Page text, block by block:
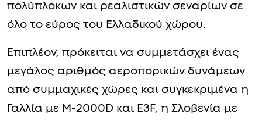
πολύπλοκων και ρεαλιστικών σεναρίων σε
όλο το εύρος του Ελλαδικού χώρου.
Επιπλέον, πρόκειται να συμμετάσχει ένας
μεγάλος αριθμός αεροπορικών δυνάμεων
από συμμαχικές χώρες και συγκεκριμένα η
Γαλλία με Μ-2000D και E3F, η Σλοβενία με